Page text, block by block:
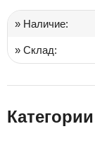
» Наличие:
» Склад:
Категории